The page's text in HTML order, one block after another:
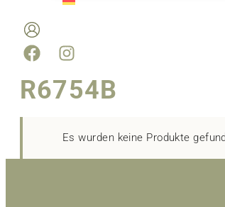
R6754B
Es wurden keine Produkte